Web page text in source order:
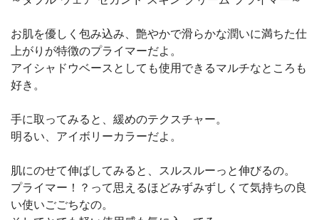
お肌を優しく包み込み、艶やかで滑らかな潤いに満ちた仕
上がりが特徴のプライマーだよ。
アイシャドウベースとしても使用できるマルチなところも
好き。
手に取ってみると、緩めのテクスチャー。
明るい、アイボリーカラーだよ。
肌にのせて伸ばしてみると、スルスルーっと伸びるの。
プライマー！？って思えるほどみずみずしくて気持ちの良
い使いごごちなの。